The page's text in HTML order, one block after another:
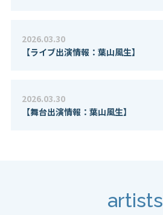
2026.03.30
【ライブ出演情報：葉山風生】
2026.03.30
【舞台出演情報：葉山風生】
artists